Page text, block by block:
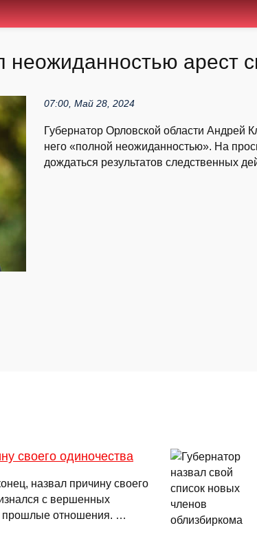
неожиданностью арест
07:00, Май 28, 2024
Губернатор Орловской области Андрей
него «полной неожиданностью». На
дождаться результатов следственных
своего одиночества
назвал причину своего
с вершенных
прошлые отношения. …